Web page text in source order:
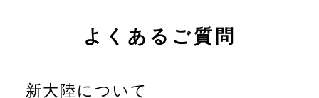
よくあるご質問
新大陸について